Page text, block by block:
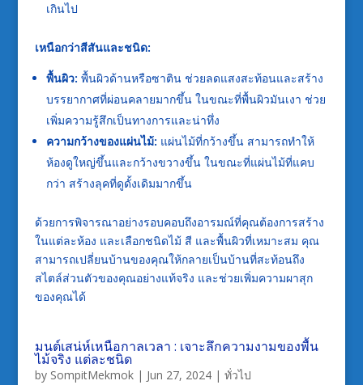
เกินไป
เหนือกว่าสีสันและชนิด:
พื้นผิว: พื้นผิวด้านหรือซาติน ช่วยลดแสงสะท้อนและสร้าง
บรรยากาศที่ผ่อนคลายมากขึ้น ในขณะที่พื้นผิวมันเงา ช่วย
เพิ่มความรู้สึกเป็นทางการและน่าทึ่ง
ความกว้างของแผ่นไม้: แผ่นไม้ที่กว้างขึ้น สามารถทำให้
ห้องดูใหญ่ขึ้นและกว้างขวางขึ้น ในขณะที่แผ่นไม้ที่แคบ
กว่า สร้างลุคที่ดูดั้งเดิมมากขึ้น
ด้วยการพิจารณาอย่างรอบคอบถึงอารมณ์ที่คุณต้องการสร้าง
ในแต่ละห้อง และเลือกชนิดไม้ สี และพื้นผิวที่เหมาะสม คุณ
สามารถเปลี่ยนบ้านของคุณให้กลายเป็นบ้านที่สะท้อนถึง
สไตล์ส่วนตัวของคุณอย่างแท้จริง และช่วยเพิ่มความผาสุก
ของคุณได้
มนต์เสน่ห์เหนือกาลเวลา : เจาะลึกความงามของพื้น
ไม้จริง แต่ละชนิด
by SompitMekmok| Jun 27, 2024| ทั่วไป